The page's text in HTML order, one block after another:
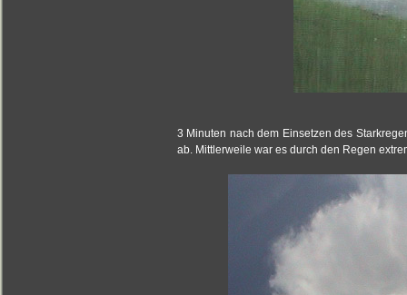
3 Minuten nach dem Einsetzen des
ab. Mittlerweile war es durch den Regen